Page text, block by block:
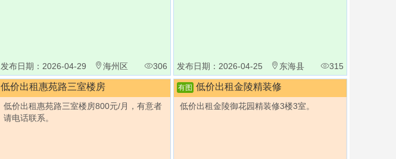
发布日期：2026-04-29 海州区 306 发布日期：2026-04-25 东海县 315
低价出租惠苑路三室楼房
低价出租惠苑路三室楼房800元/月，有意者
请电话联系。
有图 低价出租金陵精装修
低价出租金陵御花园精装修3楼3室。